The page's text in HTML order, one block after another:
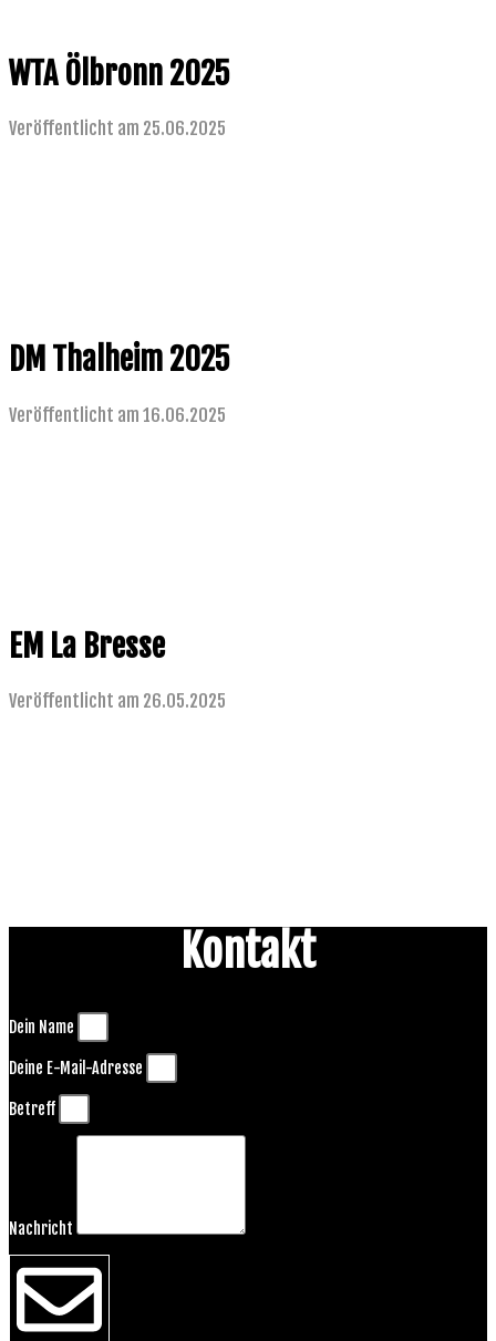
WTA Ölbronn 2025
Veröffentlicht am 25.06.2025
DM Thalheim 2025
Veröffentlicht am 16.06.2025
EM La Bresse
Veröffentlicht am 26.05.2025
Kontakt
Dein Name
Deine E-Mail-Adresse
Betreff
Nachricht